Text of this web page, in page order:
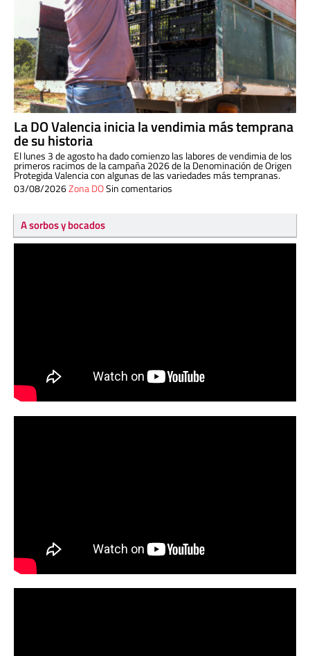
La DO Valencia inicia la vendimia más temprana
de su historia
El lunes 3 de agosto ha dado comienzo las labores de vendimia de los
primeros racimos de la campaña 2026 de la Denominación de Origen
Protegida Valencia con algunas de las variedades más tempranas.
03/08/2026Zona DOSin comentarios
A sorbos y bocados